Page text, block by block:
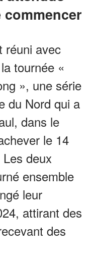
réuni avec
tournée «
», une série
du Nord qui a
dans le
le 14
deux
ensemble
leur
attirant des
des